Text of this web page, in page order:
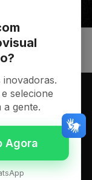
e selecione
gente.